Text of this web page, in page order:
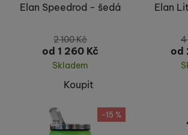
Elan Speedrod - šedá
2 100Kč
od 1 260 Kč
Skladem
Koupit
Elan
4
od
-15 %